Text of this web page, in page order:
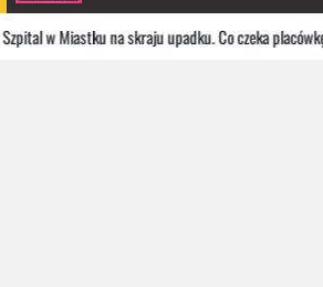
Szpital w Miastku na skraju upadku. Co czeka placówkę?